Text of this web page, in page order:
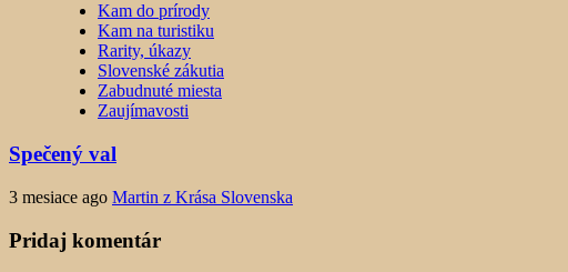
Kam do prírody
Kam na turistiku
Rarity, úkazy
Slovenské zákutia
Zabudnuté miesta
Zaujímavosti
Spečený val
3 mesiace ago Martin z Krása Slovenska
Pridaj komentár